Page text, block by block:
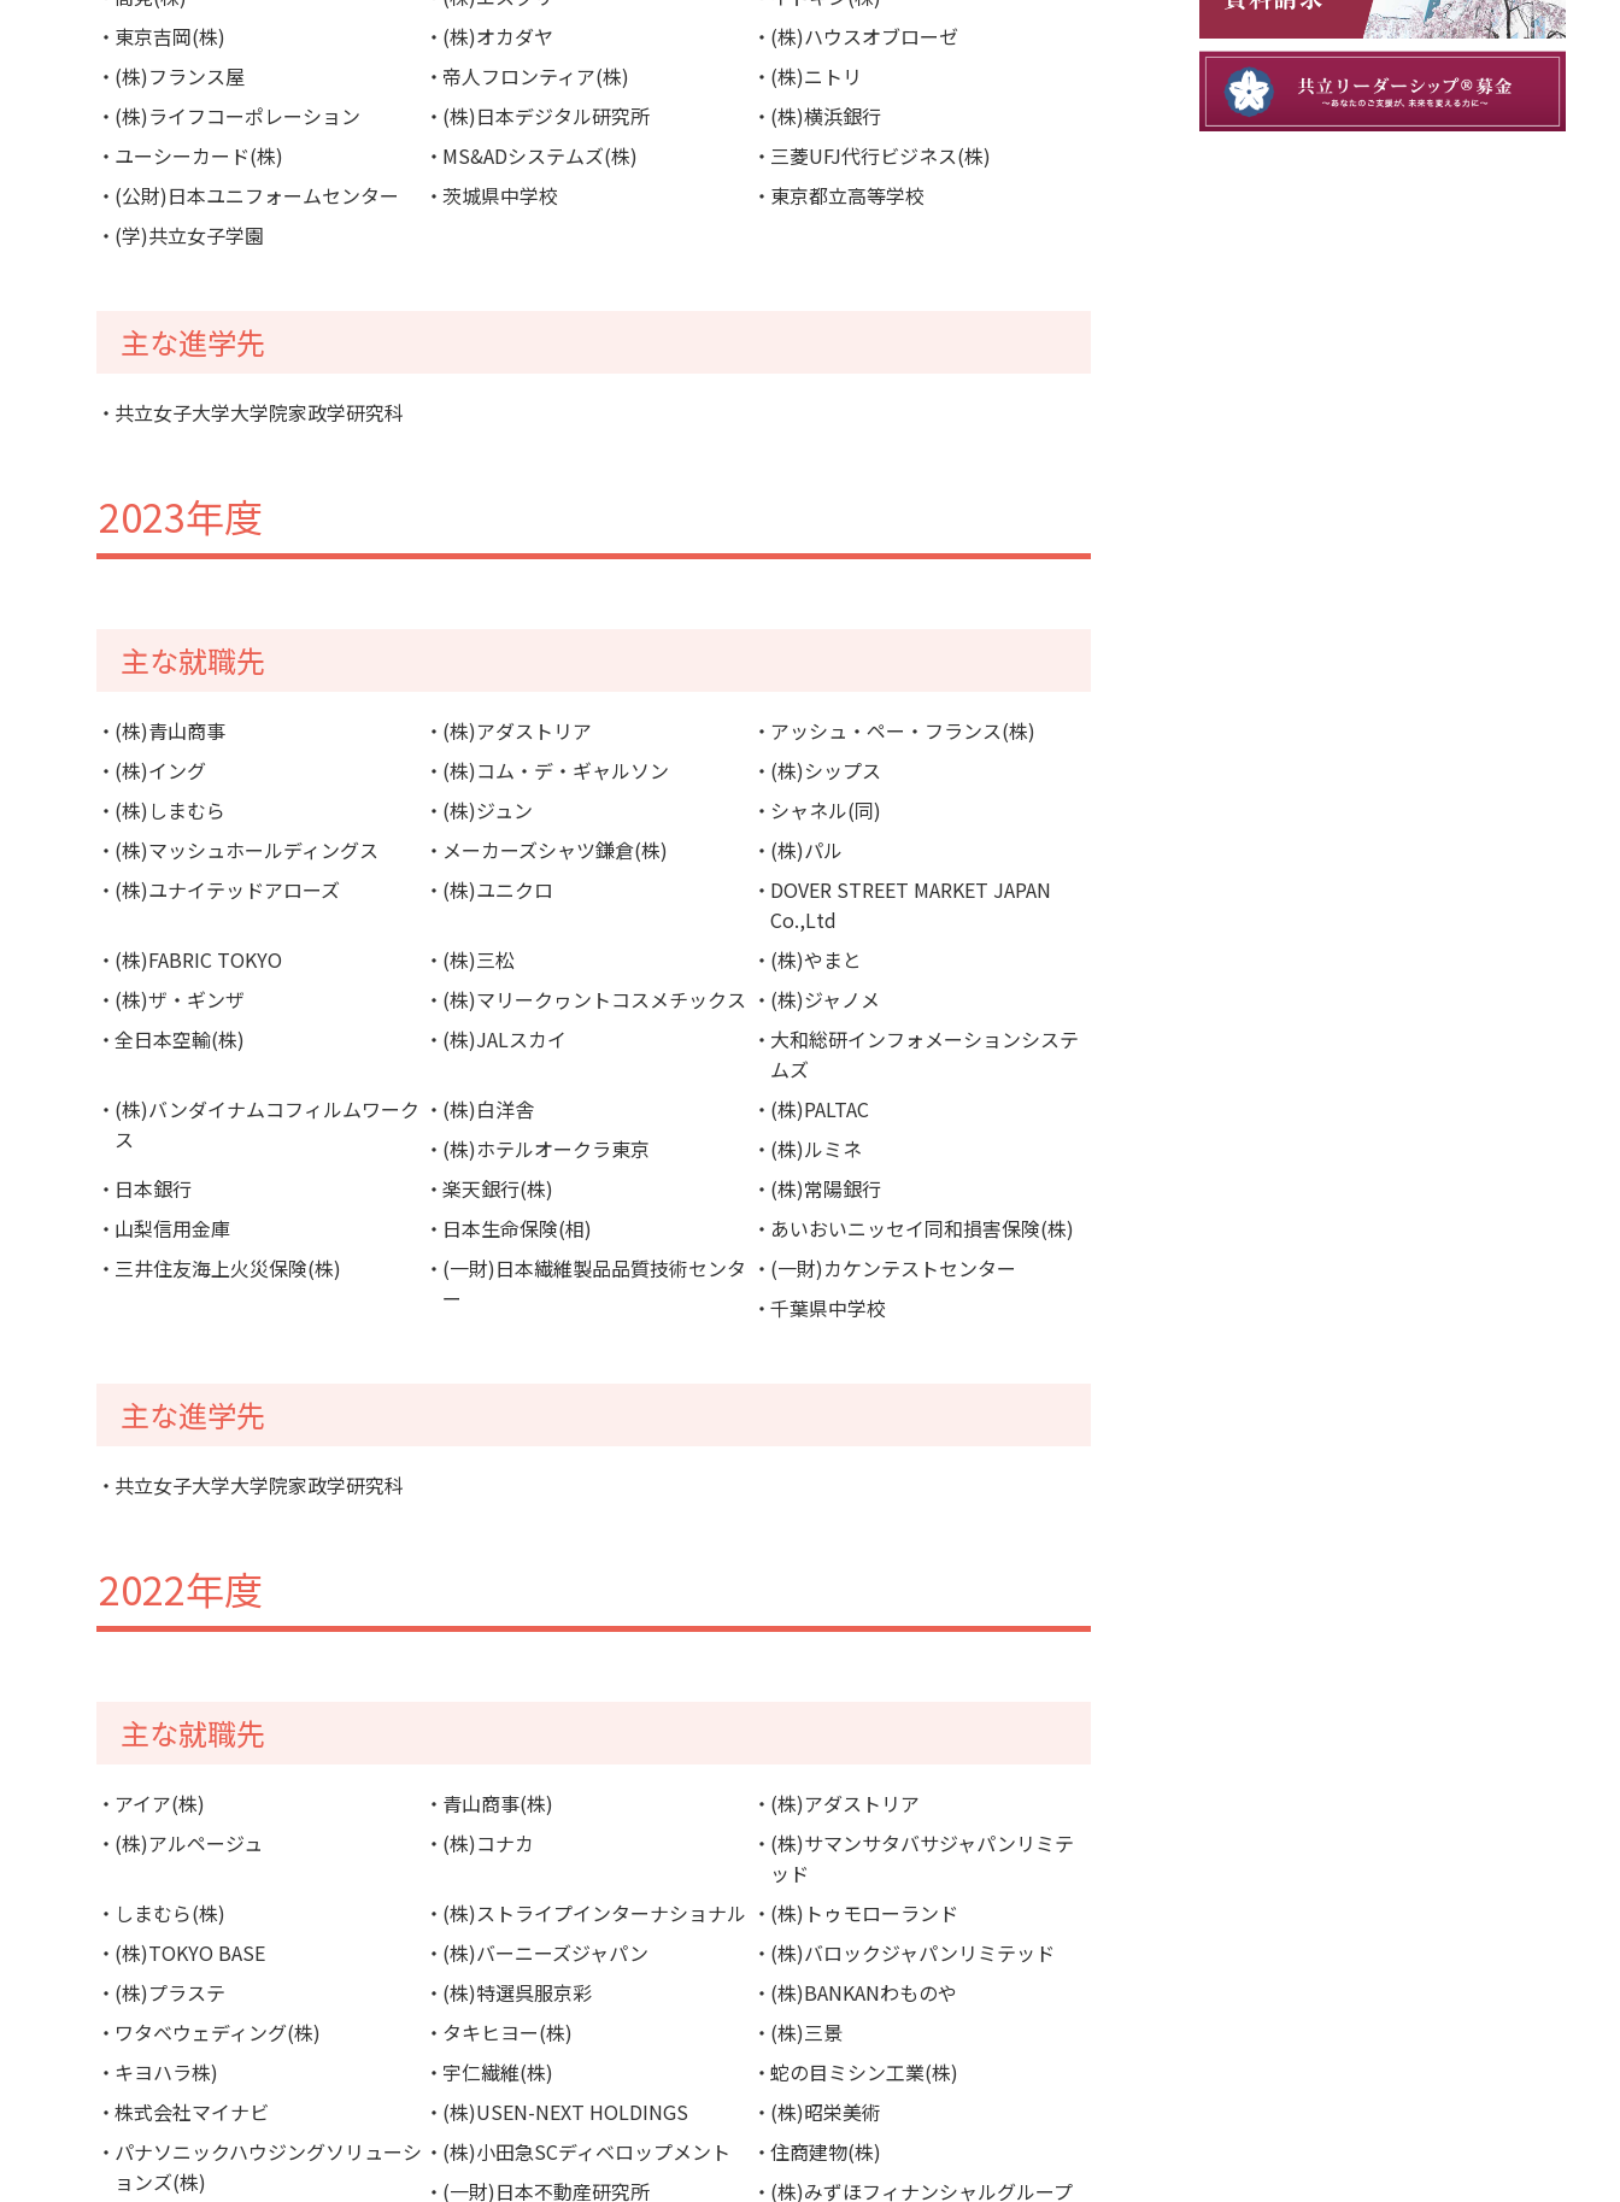
東京吉岡(株)
(株)オカダヤ
(株)ハウスオブローゼ
(株)フランス屋
帝人フロンティア(株)
(株)ニトリ
(株)ライフコーポレーション
(株)日本デジタル研究所
(株)横浜銀行
ユーシーカード(株)
MS&ADシステムズ(株)
三菱UFJ代行ビジネス(株)
(公財)日本ユニフォームセンター
茨城県中学校
東京都立高等学校
(学)共立女子学園
主な進学先
共立女子大学大学院家政学研究科
2023年度
主な就職先
(株)青山商事 (株)アダストリア
アッシュ・ペー・フランス(株)
(株)イング
(株)コム・デ・ギャルソン
(株)シップス
(株)しまむら
(株)ジュン
シャネル(同)
(株)マッシュホールディングス
メーカーズシャツ鎌倉(株)
(株)パル
(株)ユナイテッドアローズ
(株)ユニクロ
DOVER STREET MARKET JAPAN
Co.,Ltd
(株)FABRIC TOKYO
(株)三松
(株)やまと
(株)ザ・ギンザ
(株)マリークヮントコスメチックス
(株)ジャノメ
全日本空輸(株)
(株)JALスカイ
大和総研インフォメーションシステ
ムズ
(株)バンダイナムコフィルムワーク
ス
(株)白洋舎
(株)PALTAC
(株)ホテルオークラ東京
(株)ルミネ
日本銀行
楽天銀行(株)
(株)常陽銀行
山梨信用金庫
日本生命保険(相)
あいおいニッセイ同和損害保険(株)
三井住友海上火災保険(株)
(一財)日本繊維製品品質技術センタ
ー
(一財)カケンテストセンター
千葉県中学校
主な進学先
共立女子大学大学院家政学研究科
2022年度
主な就職先
アイア(株) 青山商事(株)
(株)アダストリア
(株)アルページュ
(株)コナカ
(株)サマンサタバサジャパンリミテ
ッド
しまむら(株)
(株)ストライプインターナショナル
(株)トゥモローランド
(株)TOKYO BASE
(株)バーニーズジャパン
(株)バロックジャパンリミテッド
(株)プラステ
(株)特選呉服京彩
(株)BANKANわものや
ワタベウェディング(株)
タキヒヨー(株)
(株)三景
キヨハラ株)
宇仁繊維(株)
蛇の目ミシン工業(株)
株式会社マイナビ
(株)USEN-NEXT HOLDINGS
(株)昭栄美術
パナソニックハウジングソリューシ
ョンズ(株)
(株)小田急SCディベロップメント
住商建物(株)
(一財)日本不動産研究所
(株)みずほフィナンシャルグループ